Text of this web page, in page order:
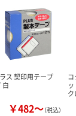
ス 契印用テープ
白
￥482～（税込）
コ